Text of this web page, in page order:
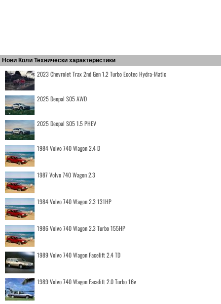
Нови Коли Технически характеристики
2023 Chevrolet Trax 2nd Gen 1.2 Turbo Ecotec Hydra-Matic
2025 Deepal S05 AWD
2025 Deepal S05 1.5 PHEV
1984 Volvo 740 Wagon 2.4 D
1987 Volvo 740 Wagon 2.3
1984 Volvo 740 Wagon 2.3 131HP
1986 Volvo 740 Wagon 2.3 Turbo 155HP
1989 Volvo 740 Wagon Facelift 2.4 TD
1989 Volvo 740 Wagon Facelift 2.0 Turbo 16v